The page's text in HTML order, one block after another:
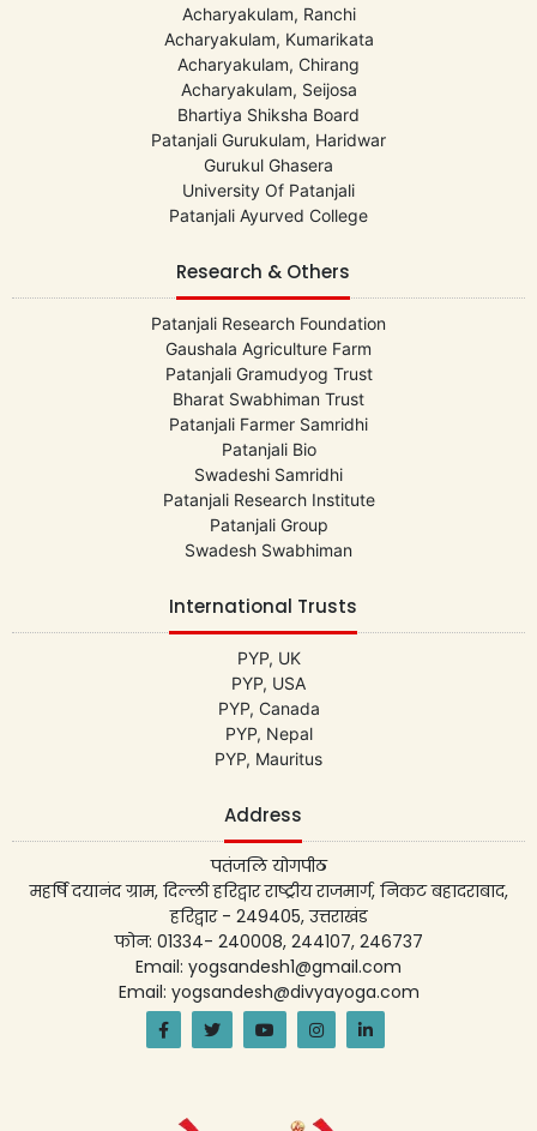
Acharyakulam, Ranchi
Acharyakulam, Kumarikata
Acharyakulam, Chirang
Acharyakulam, Seijosa
Bhartiya Shiksha Board
Patanjali Gurukulam, Haridwar
Gurukul Ghasera
University Of Patanjali
Patanjali Ayurved College
Research & Others
Patanjali Research Foundation
Gaushala Agriculture Farm
Patanjali Gramudyog Trust
Bharat Swabhiman Trust
Patanjali Farmer Samridhi
Patanjali Bio
Swadeshi Samridhi
Patanjali Research Institute
Patanjali Group
Swadesh Swabhiman
International Trusts
PYP, UK
PYP, USA
PYP, Canada
PYP, Nepal
PYP, Mauritus
Address
पतंजलि योगपीठ
महर्षि दयानंद ग्राम, दिल्ली हरिद्वार राष्ट्रीय राजमार्ग, निकट बहादराबाद,
हरिद्वार - 249405, उत्तराखंड
फोन: 01334- 240008, 244107, 246737
Email: yogsandesh1@gmail.com
Email: yogsandesh@divyayoga.com